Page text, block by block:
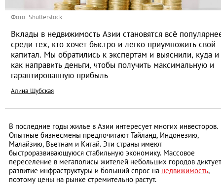
Фото: Shutterstock
Вклады в недвижимость Азии становятся всё
среди тех, кто хочет быстро и легко приумножить свой
капитал. Мы обратились к экспертам и выяснили, куда и
как направить деньги, чтобы получить максимальную и
гарантированную прибыль
Алина Шубская
В последние годы жилье в Азии интересует многих инвесторов.
Опытные бизнесмены предпочитают Тайланд, Индонезию,
Малайзию, Вьетнам и Китай. Эти страны имеют
быстроразвивающуюся стабильную экономику. Массовое
переселение в мегаполисы жителей небольших городов диктует
развитие инфраструктуры и больший спрос на недвижимость,
поэтому цены на рынке стремительно растут.